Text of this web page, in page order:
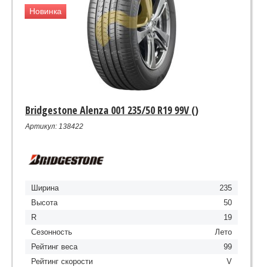
Новинка
Bridgestone Alenza 001 235/50 R19 99V ()
Артикул: 138422
Ширина
235
Высота
50
R
19
Сезонность
Лето
Рейтинг веса
99
Рейтинг скорости
V